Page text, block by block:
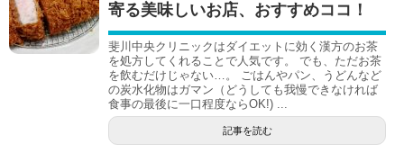
寄る美味しいお店、おすすめココ！
斐川中央クリニックはダイエットに効く漢方のお茶
を処方してくれることで人気です。 でも、ただお茶
を飲むだけじゃない…。 ごはんやパン、うどんなど
の炭水化物はガマン（どうしても我慢できなければ
食事の最後に一口程度ならOK!) ...
記事を読む